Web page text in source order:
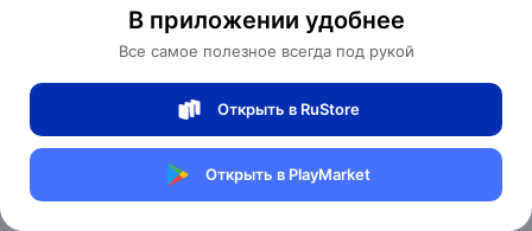
В приложении удобнее
Все самое полезное всегда под рукой
Открыть в RuStore
Открыть в PlayMarket
Мои заказы Возврат и отмена
Юридическим лицам
Рекомендуемые темы
Управляйте ежедневными выплатами в MAI HE MAI